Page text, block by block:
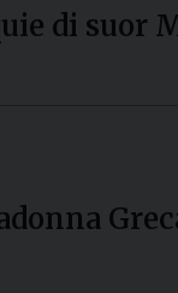
di suor